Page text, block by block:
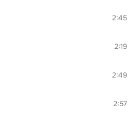
2:45
2:19
2:49
2:57